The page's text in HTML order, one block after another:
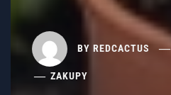
BY REDCACTUS
ZAKUPY